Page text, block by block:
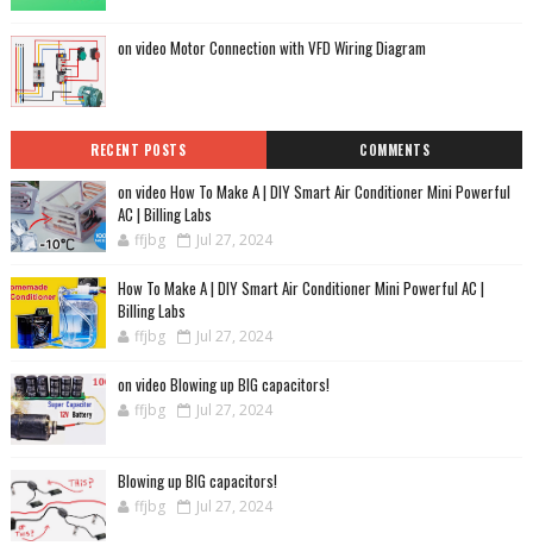
on video Motor Connection with VFD Wiring Diagram
RECENT POSTS COMMENTS
on video How To Make A | DIY Smart Air Conditioner Mini Powerful
AC | Billing Labs
ffjbg Jul 27, 2024
How To Make A | DIY Smart Air Conditioner Mini Powerful AC |
Billing Labs
ffjbg Jul 27, 2024
on video Blowing up BIG capacitors!
ffjbg Jul 27, 2024
Blowing up BIG capacitors!
ffjbg Jul 27, 2024